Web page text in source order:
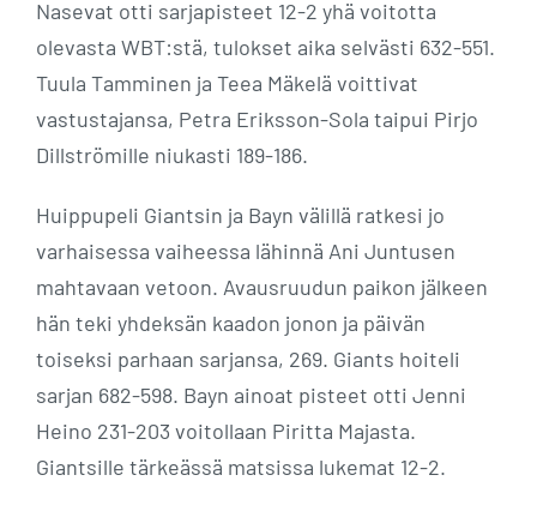
Nasevat otti sarjapisteet 12-2 yhä voitotta
olevasta WBT:stä, tulokset aika selvästi 632-551.
Tuula Tamminen ja Teea Mäkelä voittivat
vastustajansa, Petra Eriksson-Sola taipui Pirjo
Dillströmille niukasti 189-186.
Huippupeli Giantsin ja Bayn välillä ratkesi jo
varhaisessa vaiheessa lähinnä Ani Juntusen
mahtavaan vetoon. Avausruudun paikon jälkeen
hän teki yhdeksän kaadon jonon ja päivän
toiseksi parhaan sarjansa, 269. Giants hoiteli
sarjan 682-598. Bayn ainoat pisteet otti Jenni
Heino 231-203 voitollaan Piritta Majasta.
Giantsille tärkeässä matsissa lukemat 12-2.